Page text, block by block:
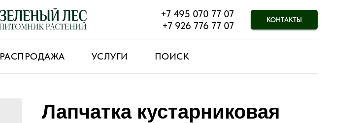
+7 495 070 77 07
+7 926 776 77 07
КОНТАКТЫ
РАСПРОДАЖА УСЛУГИ ПОИСК
Лапчатка кустарниковая